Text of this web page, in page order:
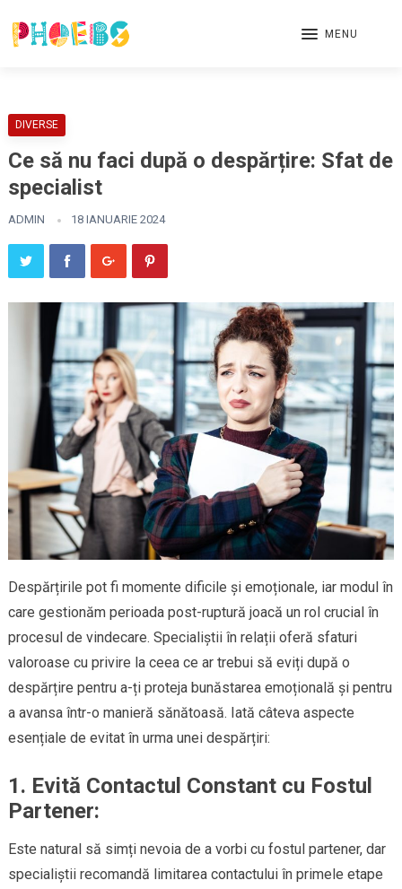
MENU
DIVERSE
Ce să nu faci după o despărțire: Sfat de
specialist
ADMIN 18 IANUARIE 2024
Despărțirile pot fi momente dificile și emoționale, iar modul în
care gestionăm perioada post-ruptură joacă un rol crucial în
procesul de vindecare. Specialiștii în relații oferă sfaturi
valoroase cu privire la ceea ce ar trebui să eviți după o
despărțire pentru a-ți proteja bunăstarea emoțională și pentru
a avansa într-o manieră sănătoasă. Iată câteva aspecte
esențiale de evitat în urma unei despărțiri:
1. Evită Contactul Constant cu Fostul
Partener:
Este natural să simți nevoia de a vorbi cu fostul partener, dar
specialiștii recomandă limitarea contactului în primele etape